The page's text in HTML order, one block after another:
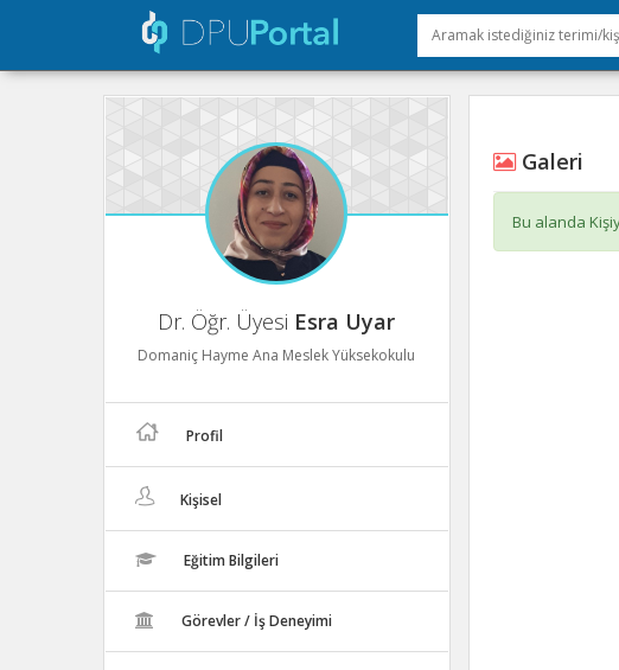
Dr. Öğr. Üyesi Esra Uyar
Domaniç Hayme Ana Meslek Yüksekokulu
Profil
Kişisel
Eğitim Bilgileri
Görevler / İş Deneyimi
Galeri
Bu alanda